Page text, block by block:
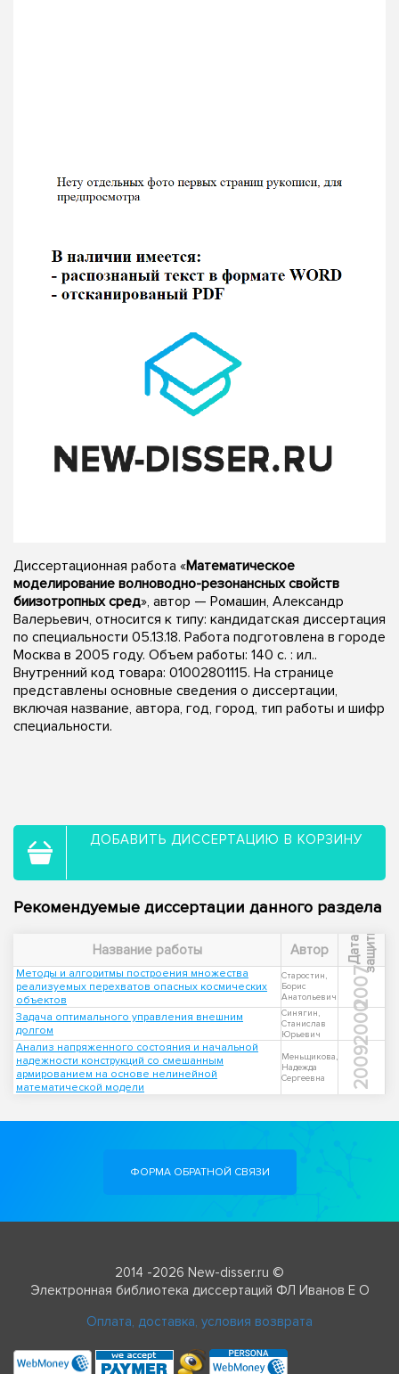
Диссертационная работа «Математическое
моделирование волноводно-резонансных свойств
биизотропных сред», автор — Ромашин, Александр
Валерьевич, относится к типу: кандидатская диссертация
по специальности 05.13.18. Работа подготовлена в городе
Москва в 2005 году. Объем работы: 140 с. : ил..
Внутренний код товара: 01002801115. На странице
представлены основные сведения о диссертации,
включая название, автора, год, город, тип работы и шифр
специальности.
ДОБАВИТЬ ДИССЕРТАЦИЮ В КОРЗИНУ
Рекомендуемые диссертации данного раздела
Название работы Автор Д
а
т
а
з
а
щ
и
т ы
Методы и алгоритмы построения множества
реализуемых перехватов опасных космических
объектов
Старостин,
Борис
Анатольевич
2007
Задача оптимального управления внешним
долгом
Синягин,
Станислав
Юрьевич
2000
Анализ напряженного состояния и начальной
надежности конструкций со смешанным
армированием на основе нелинейной
математической модели
Меньщикова,
Надежда
Сергеевна
2009
ФОРМА ОБРАТНОЙ СВЯЗИ
2014 -2026 New-disser.ru ©
Электронная библиотека диссертаций ФЛ Иванов Е О
Оплата, доставка, условия возврата